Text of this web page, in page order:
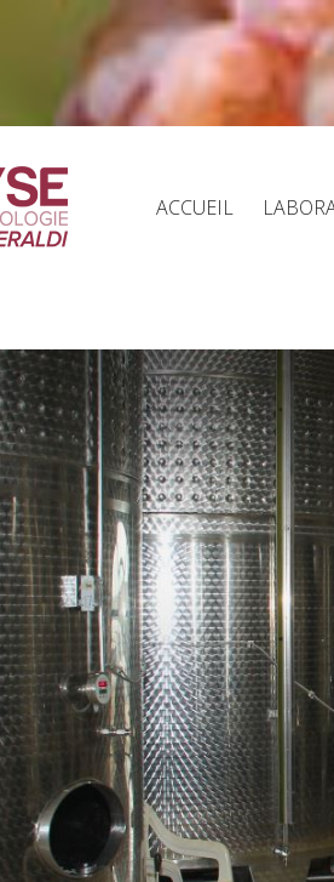
ACCUEIL